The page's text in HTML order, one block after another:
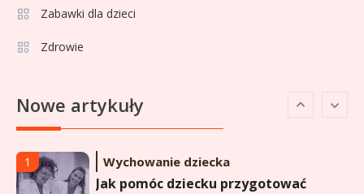
Zabawki dla dzieci
Zdrowie
Nowe artykułypozycji w Ekstraklasie i
historyczne dane
1 Wychowanie dziecka
Jak pomóc dziecku przygotować